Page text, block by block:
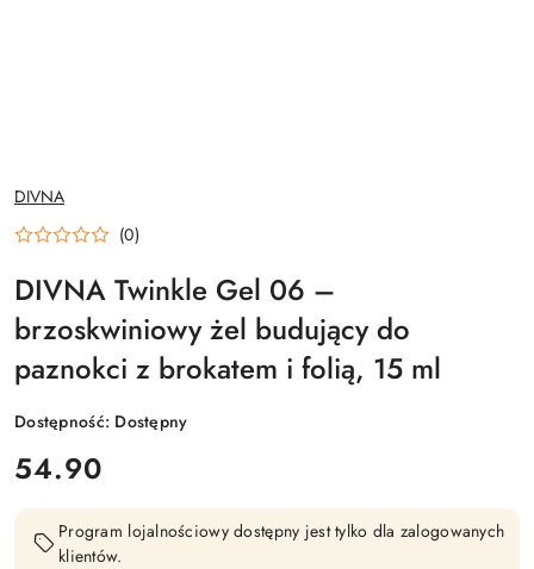
NAZWA
PRODUCENTA:
DIVNA
(0)
DIVNA Twinkle Gel 06 –
brzoskwiniowy żel budujący do
paznokci z brokatem i folią, 15 ml
Dostępność: Dostępny
cena:
54.90
Program lojalnościowy dostępny jest tylko dla zalogowanych
klientów.